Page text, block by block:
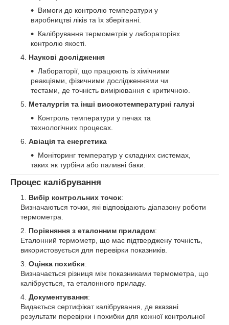
Вимоги до контролю температури у
виробництві ліків та їх зберіганні.
Калібрування термометрів у лабораторіях
контролю якості.
Наукові дослідження
Лабораторії, що працюють із хімічними
реакціями, фізичними дослідженнями чи
тестами, де точність вимірювання є критичною.
Металургія та інші високотемпературні галузі
Контроль температури у печах та
технологічних процесах.
Авіація та енергетика
Моніторинг температур у складних системах,
таких як турбіни або паливні баки.
Процес калібрування
Вибір контрольних точок:
Визначаються точки, які відповідають діапазону роботи
термометра.
Порівняння з еталонним приладом:
Еталонний термометр, що має підтверджену точність,
використовується для перевірки показників.
Оцінка похибки:
Визначається різниця між показниками термометра, що
калібрується, та еталонного приладу.
Документування:
Видається сертифікат калібрування, де вказані
результати перевірки і похибки для кожної контрольної